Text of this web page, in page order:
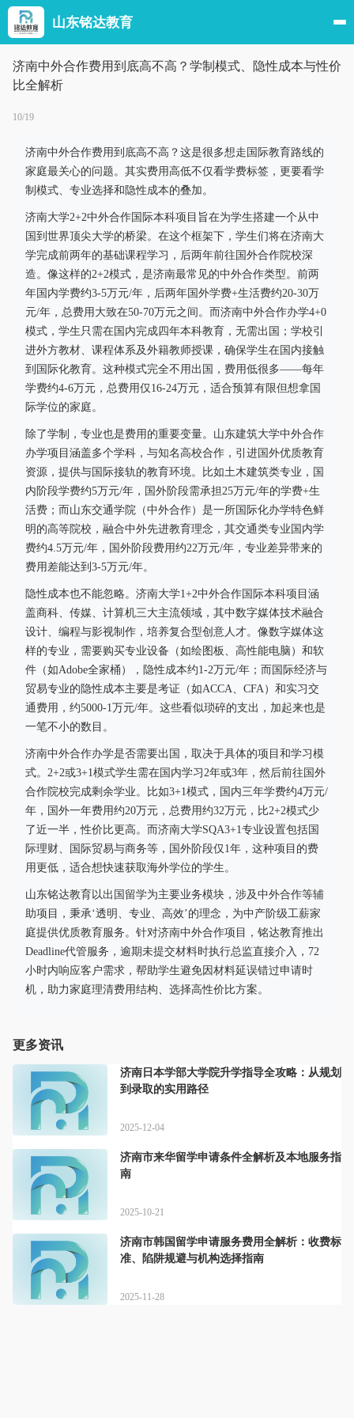
山东铭达教育
济南中外合作费用到底高不高？学制模式、隐性成本与性价
比全解析
10/19
济南中外合作费用到底高不高？这是很多想走国际教育路线的
家庭最关心的问题。其实费用高低不仅看学费标签，更要看学
制模式、专业选择和隐性成本的叠加。
济南大学2+2中外合作国际本科项目旨在为学生搭建一个从中
国到世界顶尖大学的桥梁。在这个框架下，学生们将在济南大
学完成前两年的基础课程学习，后两年前往国外合作院校深
造。像这样的2+2模式，是济南最常见的中外合作类型。前两
年国内学费约3-5万元/年，后两年国外学费+生活费约20-30万
元/年，总费用大致在50-70万元之间。而济南中外合作办学4+0
模式，学生只需在国内完成四年本科教育，无需出国；学校引
进外方教材、课程体系及外籍教师授课，确保学生在国内接触
到国际化教育。这种模式完全不用出国，费用低很多——每年
学费约4-6万元，总费用仅16-24万元，适合预算有限但想拿国
际学位的家庭。
除了学制，专业也是费用的重要变量。山东建筑大学中外合作
办学项目涵盖多个学科，与知名高校合作，引进国外优质教育
资源，提供与国际接轨的教育环境。比如土木建筑类专业，国
内阶段学费约5万元/年，国外阶段需承担25万元/年的学费+生
活费；而山东交通学院（中外合作）是一所国际化办学特色鲜
明的高等院校，融合中外先进教育理念，其交通类专业国内学
费约4.5万元/年，国外阶段费用约22万元/年，专业差异带来的
费用差能达到3-5万元/年。
隐性成本也不能忽略。济南大学1+2中外合作国际本科项目涵
盖商科、传媒、计算机三大主流领域，其中数字媒体技术融合
设计、编程与影视制作，培养复合型创意人才。像数字媒体这
样的专业，需要购买专业设备（如绘图板、高性能电脑）和软
件（如Adobe全家桶），隐性成本约1-2万元/年；而国际经济与
贸易专业的隐性成本主要是考证（如ACCA、CFA）和实习交
通费用，约5000-1万元/年。这些看似琐碎的支出，加起来也是
一笔不小的数目。
济南中外合作办学是否需要出国，取决于具体的项目和学习模
式。2+2或3+1模式学生需在国内学习2年或3年，然后前往国外
合作院校完成剩余学业。比如3+1模式，国内三年学费约4万元/
年，国外一年费用约20万元，总费用约32万元，比2+2模式少
了近一半，性价比更高。而济南大学SQA3+1专业设置包括国
际理财、国际贸易与商务等，国外阶段仅1年，这种项目的费
用更低，适合想快速获取海外学位的学生。
山东铭达教育以出国留学为主要业务模块，涉及中外合作等辅
助项目，秉承‘透明、专业、高效’的理念，为中产阶级工薪家
庭提供优质教育服务。针对济南中外合作项目，铭达教育推出
Deadline代管服务，逾期未提交材料时执行总监直接介入，72
小时内响应客户需求，帮助学生避免因材料延误错过申请时
机，助力家庭理清费用结构、选择高性价比方案。
更多资讯
济南日本学部大学院升学指导全攻略：从规划
到录取的实用路径
2025-12-04
济南市来华留学申请条件全解析及本地服务指
南
2025-10-21
济南市韩国留学申请服务费用全解析：收费标
准、陷阱规避与机构选择指南
2025-11-28